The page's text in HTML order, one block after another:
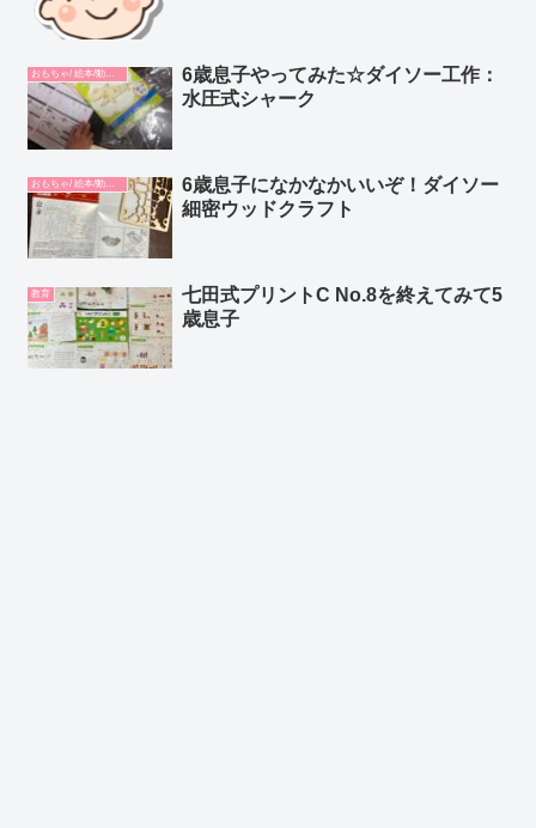
おもちゃ/ 絵本/動画/教材
6歳息子やってみた☆ダイソー工作：
水圧式シャーク
おもちゃ/ 絵本/動画/教材
6歳息子になかなかいいぞ！ダイソー
細密ウッドクラフト
教育
七田式プリントC No.8を終えてみて5
歳息子